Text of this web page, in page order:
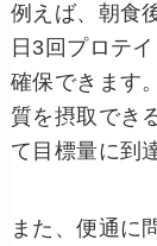
例えば、朝食
日3回プロテ
確保できます
質を摂取でき
て目標量に到
また、便通に